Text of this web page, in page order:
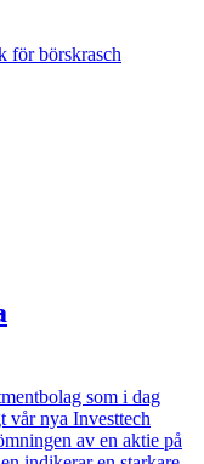
för börskrasch
som i dag
vår nya Investtech
av en aktie på